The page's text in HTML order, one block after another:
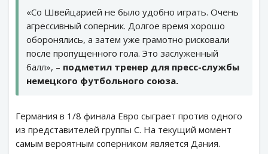
«Со Швейцарией не было удобно играть. Очень
агрессивный соперник. Долгое время хорошо
оборонялись, а затем уже грамотно рисковали
после пропущенного гола. Это заслуженный
балл», – подметил тренер для пресс-службы
немецкого футбольного союза.
Германия в 1/8 финала Евро сыграет против одного
из представителей группы C. На текущий момент
самым вероятным соперником является Дания.